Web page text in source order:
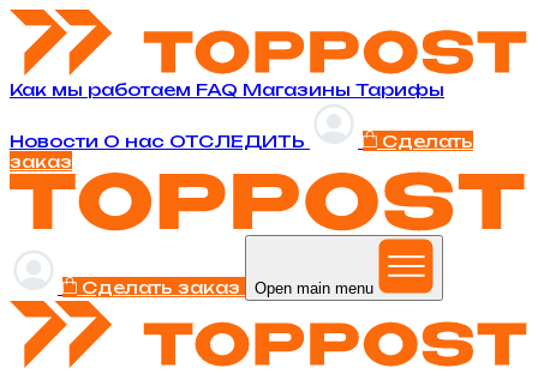
Как мы работаем FAQ Магазины Тарифы
Новости O нас ОТСЛЕДИТЬ
Сделать
заказ
Сделать заказ Open main menu